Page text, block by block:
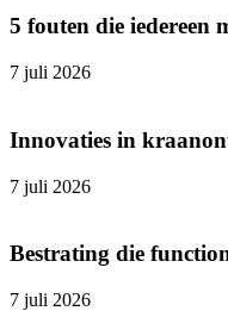
5 fouten die iedereen
7 juli 2026
Innovaties in
7 juli 2026
Bestrating die
7 juli 2026